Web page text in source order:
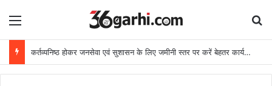
Menu
कर्तव्यनिष्ठ होकर जनसेवा एवं सुशासन के लिए जमीनी स्तर पर करें बेहतर कार्य: मुख्यमंत्री